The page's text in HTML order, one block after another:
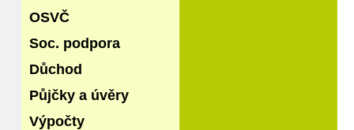
OSVČ
Soc. podpora
Důchod
Půjčky a úvěry
Výpočty